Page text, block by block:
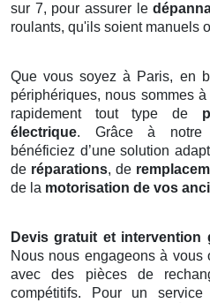
sur 7, pour assurer le
roulants, qu'ils soient manuels
Que vous soyez à Paris, en
périphériques, nous sommes
rapidement tout type de
électrique. Grâce à notre
bénéficiez d’une solution
de réparations, de
de la motorisation de vos
Devis gratuit et intervention
Nous nous engageons à vous
avec des pièces de
compétitifs. Pour un